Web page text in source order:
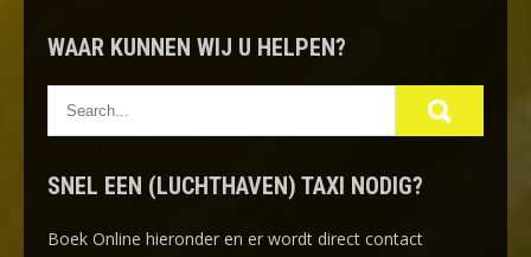
WAAR KUNNEN WIJ U HELPEN?
SNEL EEN (LUCHTHAVEN) TAXI NODIG?
Boek Online hieronder en er wordt direct contact